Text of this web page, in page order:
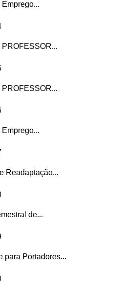
Readaptação...
de...
para Portadores...